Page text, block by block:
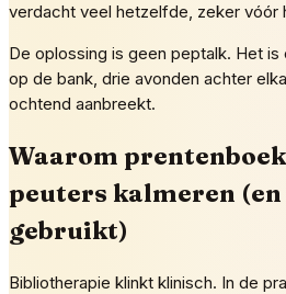
verdacht veel hetzelfde, zeker vóór
De oplossing is geen peptalk. Het
op de bank, drie avonden achter
ochtend aanbreekt.
Waarom
peuters kalmeren (en
gebruikt)
Bibliotherapie klinkt klinisch. In de